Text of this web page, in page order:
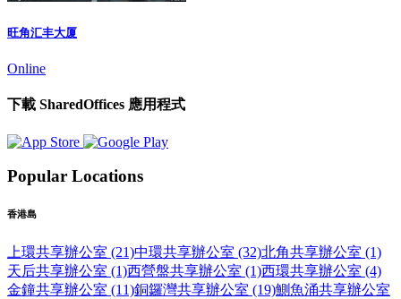
旺角汇丰大厦
Online
下載 SharedOffices 應用程式
Popular Locations
香港島
上環共享辦公室 (21)中環共享辦公室 (32)北角共享辦公室 (1)
天后共享辦公室 (1)西營盤共享辦公室 (1)西環共享辦公室 (4)
金鐘共享辦公室 (11)銅鑼灣共享辦公室 (19)鰂魚涌共享辦公室